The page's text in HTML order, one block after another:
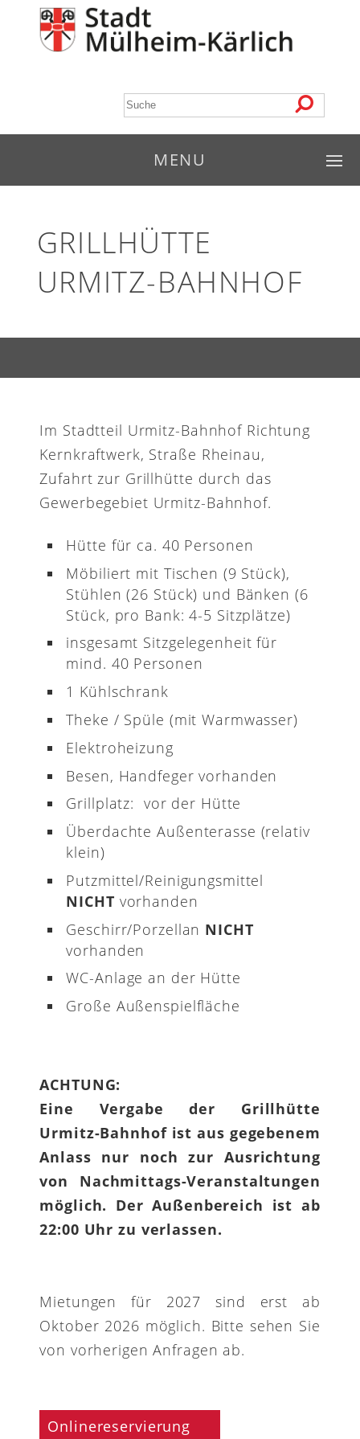
MENU
GRILLHÜTTE
URMITZ-BAHNHOF
Im Stadtteil Urmitz-Bahnhof Richtung
Kernkraftwerk, Straße Rheinau,
Zufahrt zur Grillhütte durch das
Gewerbegebiet Urmitz-Bahnhof.
Hütte für ca. 40 Personen
Möbiliert mit Tischen (9 Stück),
Stühlen (26 Stück) und Bänken (6
Stück, pro Bank: 4-5 Sitzplätze)
insgesamt Sitzgelegenheit für
mind. 40 Personen
1 Kühlschrank
Theke / Spüle (mit Warmwasser)
Elektroheizung
Besen, Handfeger vorhanden
Grillplatz: vor der Hütte
Überdachte Außenterasse (relativ
klein)
Putzmittel/Reinigungsmittel
NICHT vorhanden
Geschirr/Porzellan NICHT
vorhanden
WC-Anlage an der Hütte
Große Außenspielfläche
ACHTUNG:
Eine Vergabe der Grillhütte
Urmitz-Bahnhof ist aus gegebenem
Anlass nur noch zur Ausrichtung
von Nachmittags-Veranstaltungen
möglich. Der Außenbereich ist ab
22:00 Uhr zu verlassen.
Mietungen für 2027 sind erst ab
Oktober 2026 möglich. Bitte sehen Sie
von vorherigen Anfragen ab.
Onlinereservierung